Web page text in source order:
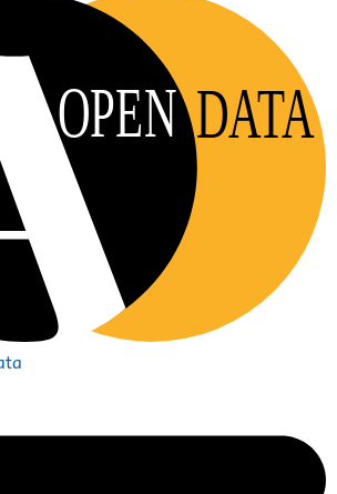
OPEN DATA